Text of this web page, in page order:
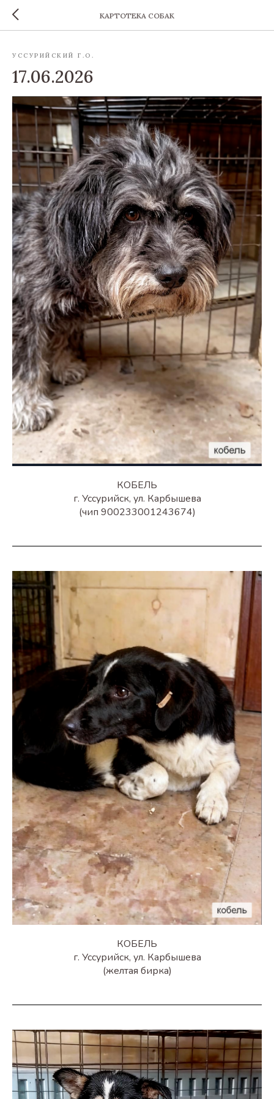
КАРТОТЕКА СОБАК
УССУРИЙСКИЙ Г.О.
17.06.2026
КОБЕЛЬ
г. Уссурийск, ул. Карбышева
(чип 900233001243674)
КОБЕЛЬ
г. Уссурийск, ул. Карбышева
(желтая бирка)